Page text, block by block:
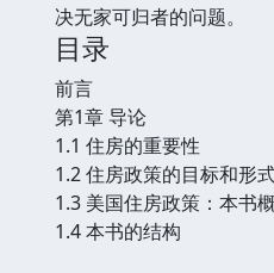
决无家可归者的问题。
目录
前言
第1章 导论
1.1 住房的重要性
1.2 住房政策的目标和形
1.3 美国住房政策：本书
1.4 本书的结构